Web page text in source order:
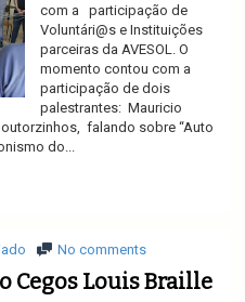
com a participação de
Voluntári@s e Instituições
parceiras da AVESOL. O
momento contou com a
participação de dois
palestrantes: Mauricio
falando sobre “Auto
do...
No comments
Cegos Louis Braille